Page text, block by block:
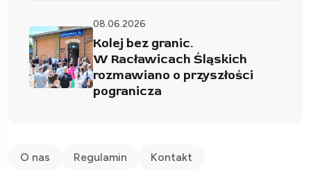
08.06.2026
Kolej bez granic.
W Racławicach Śląskich
rozmawiano o przyszłości
pogranicza
O nas Regulamin
Kontakt